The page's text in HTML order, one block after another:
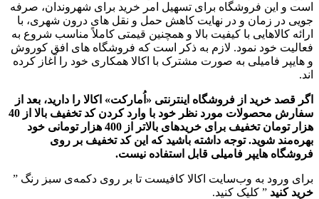
است و این فروشگاه برای تسهیل امر خرید برای شهروندان، صرفه
جویی در زمان و در نهایت کاهش حمل و نقل های درون شهری، با
ارائه کالاهایی با کیفیت بالا و همچنین قیمتی کاملاً مناسب شروع به
فعالیت خود نمود. لازم به ذکر است که فروشگاه‌ های افق کوروش
و هایپر فامیلی به صورت مشترک با اکالا همکاری خود را آغاز کرده
اند.
اگر قصد خرید از فروشگاه اینترنتی «اُمارکت» اکالا را دارید، بعد از
سفارش محصولات مورد نظر خود با وارد کردن کد تخفیف بالا از 40
هزار تومان تخفیف برای خریدهای بالاتر از 400 هزار تومانی خود
بهره‌مند شوید.توجه داشته باشید که این کد تخفیف بر روی
فروشگاه هایپر فامیلی قابل استفاده نیست.
برای ورود به وب‌سایت اکالا کافیست تا بر روی دکمه‌ی سبز رنگ ”
خرید کنید ” کلیک کنید.